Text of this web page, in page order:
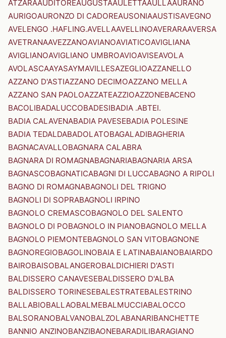
ATZARAAUDITOREAUGUSTAAULETTAAULLAAURANO
AURIGOAURONZO DI CADOREAUSONIAAUSTISAVEGNO
AVELENGO .HAFLING.AVELLAAVELLINOAVERARAAVERSA
AVETRANAAVEZZANOAVIANOAVIATICOAVIGLIANA
AVIGLIANOAVIGLIANO UMBROAVIOAVISEAVOLA
AVOLASCAAYASAYMAVILLESAZEGLIOAZZANELLO
AZZANO D'ASTIAZZANO DECIMOAZZANO MELLA
AZZANO SAN PAOLOAZZATEAZZIOAZZONEBACENO
BACOLIBADALUCCOBADESIBADIA .ABTEI.
BADIA CALAVENABADIA PAVESEBADIA POLESINE
BADIA TEDALDABADOLATOBAGALADIBAGHERIA
BAGNACAVALLOBAGNARA CALABRA
BAGNARA DI ROMAGNABAGNARIABAGNARIA ARSA
BAGNASCOBAGNATICABAGNI DI LUCCABAGNO A RIPOLI
BAGNO DI ROMAGNABAGNOLI DEL TRIGNO
BAGNOLI DI SOPRABAGNOLI IRPINO
BAGNOLO CREMASCOBAGNOLO DEL SALENTO
BAGNOLO DI POBAGNOLO IN PIANOBAGNOLO MELLA
BAGNOLO PIEMONTEBAGNOLO SAN VITOBAGNONE
BAGNOREGIOBAGOLINOBAIA E LATINABAIANOBAIARDO
BAIROBAISOBALANGEROBALDICHIERI D'ASTI
BALDISSERO CANAVESEBALDISSERO D'ALBA
BALDISSERO TORINESEBALESTRATEBALESTRINO
BALLABIOBALLAOBALMEBALMUCCIABALOCCO
BALSORANOBALVANOBALZOLABANARIBANCHETTE
BANNIO ANZINOBANZIBAONEBARADILIBARAGIANO